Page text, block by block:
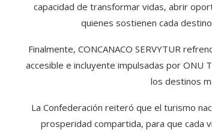
capacidad de transformar vidas, abrir
quienes sostienen cada
Finalmente, CONCANACO SERVYTUR
accesible e incluyente impulsadas por ONU
los destinos
La Confederación reiteró que el turismo
prosperidad compartida, para que cada